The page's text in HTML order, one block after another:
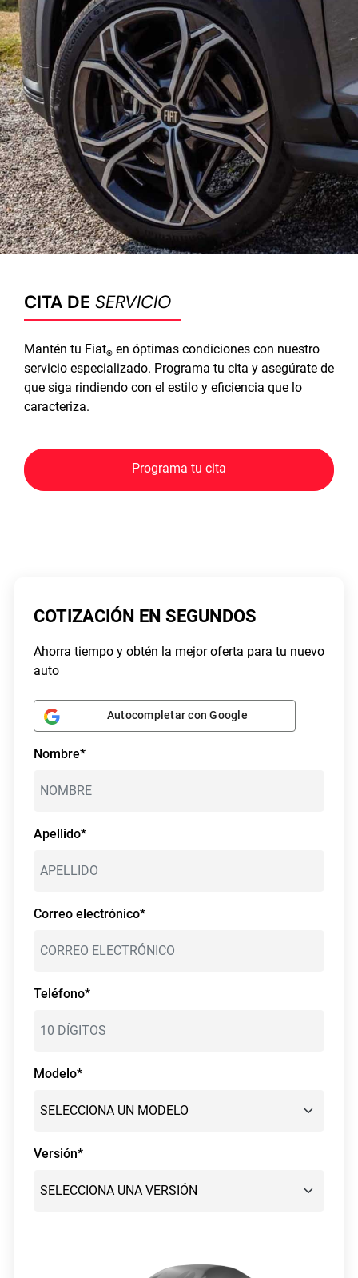
CITA DE SERVICIO
Mantén tu Fiat®en óptimas condiciones con nuestro
servicio especializado. Programa tu cita y asegúrate de
que siga rindiendo con el estilo y eficiencia que lo
caracteriza.
Programa tu cita
COTIZACIÓN EN SEGUNDOS
Ahorra tiempo y obtén la mejor oferta para tu nuevo
auto
Autocompletar con Google
Nombre*
Apellido*
Correo electrónico*
Teléfono*
Modelo*
Versión*